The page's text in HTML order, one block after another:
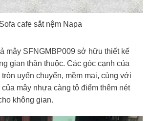
Sofa cafe sắt nệm Napa
mây SFNGMBP009 sở hữu thiết kế
gian thân thuộc. Các góc cạnh của
uyển chuyển, mềm mại, cùng với
mây nhựa càng tô điểm thêm nét
không gian.